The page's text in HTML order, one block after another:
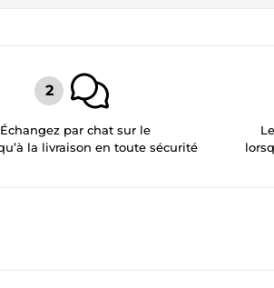
Échangez par chat sur le
la livraison en toute sécurité